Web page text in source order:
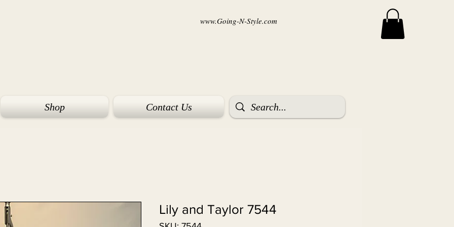
www.Going-N-Style.com
Shop Contact Us
Lily and Taylor 7544